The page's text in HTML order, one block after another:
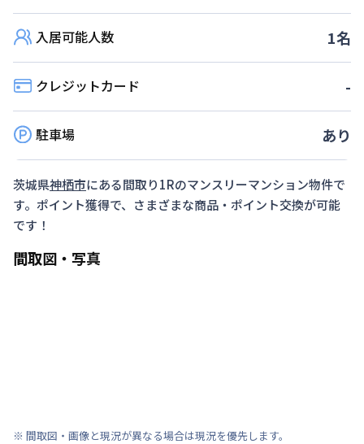
入居可能人数 1名
クレジットカード -
駐車場 あり
茨城県神栖市にある間取り1Rのマンスリーマンション物件で
す。ポイント獲得で、さまざまな商品・ポイント交換が可能
です！
間取図・写真
※ 間取図・画像と現況が異なる場合は現況を優先します。